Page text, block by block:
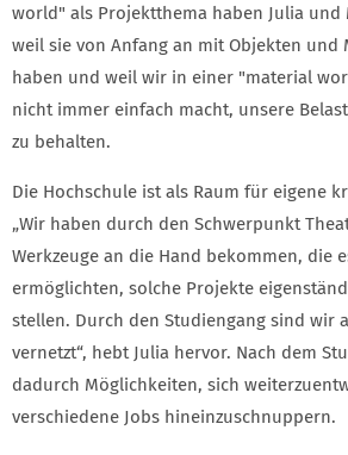
world" als Projektthema haben Julia und
weil sie von Anfang an mit Objekten und
haben und weil wir in einer "material
nicht immer einfach macht, unsere
zu behalten.
Die Hochschule ist als Raum für eigene
„Wir haben durch den Schwerpunkt
Werkzeuge an die Hand bekommen, die
ermöglichten, solche Projekte
stellen. Durch den Studiengang sind wir
vernetzt“, hebt Julia hervor. Nach dem
dadurch Möglichkeiten, sich
verschiedene Jobs hineinzuschnuppern.